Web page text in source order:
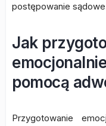
postępowanie
Jak
pomocą
Przygotowanie